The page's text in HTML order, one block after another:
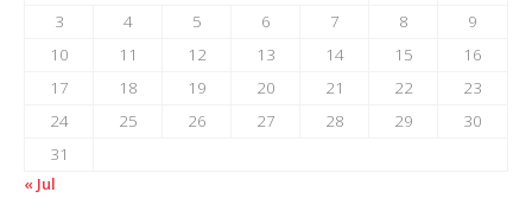
3
4 5 6 7 8
9
10
11 12 13 14 15
16
17
18 19 20 21 22
23
24
25 26 27 28 29
30
31
« Jul